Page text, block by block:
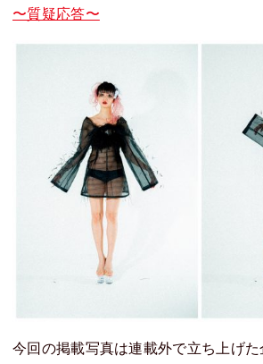
〜質疑応答〜
今回の掲載写真は連載外で立ち上げ